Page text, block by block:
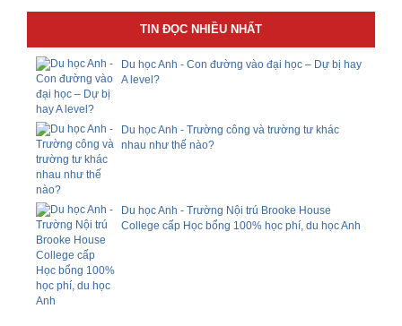
TIN ĐỌC NHIỀU NHẤT
Du học Anh - Con đường vào đại học – Dự bị hay
A level?
Du học Anh - Trường công và trường tư khác
nhau như thế nào?
Du học Anh - Trường Nội trú Brooke House
College cấp Học bổng 100% học phí, du học Anh